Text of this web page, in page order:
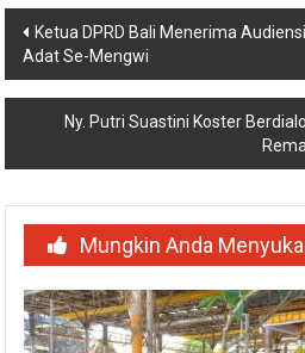
Navigasi
pos
Ketua DPRD Bali Menerima
Adat Se-Mengwi
Ny. Putri Suastini Koster
Mungkin Anda